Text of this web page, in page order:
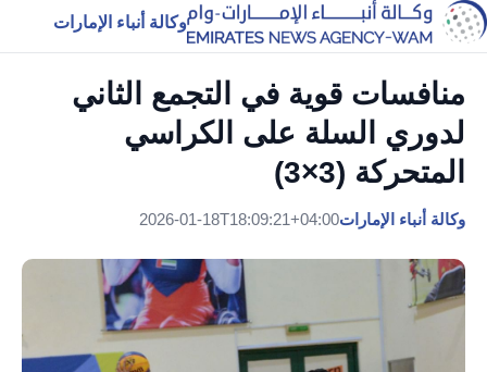
وكالة أنباء الإمارات
منافسات قوية في التجمع الثاني
لدوري السلة على الكراسي
المتحركة (3×3)
وكالة أنباء الإمارات2026-01-18T18:09:21+04:00